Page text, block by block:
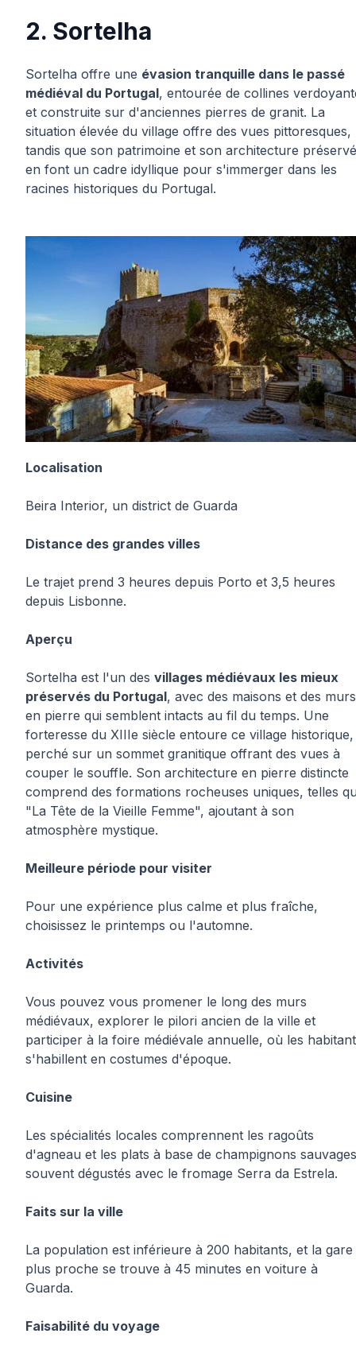
2. Sortelha
Sortelha offre une évasion tranquille dans le passé
médiéval du Portugal, entourée de collines
et construite sur d'anciennes pierres de granit. La
situation élevée du village offre des vues pittoresques,
tandis que son patrimoine et son architecture
en font un cadre idyllique pour s'immerger dans les
racines historiques du Portugal.
Localisation
Beira Interior, un district de Guarda
Distance des grandes villes
Le trajet prend 3 heures depuis Porto et 3,5 heures
depuis Lisbonne.
Aperçu
Sortelha est l'un des villages médiévaux les mieux
préservés du Portugal, avec des maisons et des murs
en pierre qui semblent intacts au fil du temps. Une
forteresse du XIIIe siècle entoure ce village historique,
perché sur un sommet granitique offrant des vues à
couper le souffle. Son architecture en pierre distincte
comprend des formations rocheuses uniques, telles
"La Tête de la Vieille Femme", ajoutant à son
atmosphère mystique.
Meilleure période pour visiter
Pour une expérience plus calme et plus fraîche,
choisissez le printemps ou l'automne.
Activités
Vous pouvez vous promener le long des murs
médiévaux, explorer le pilori ancien de la ville et
participer à la foire médiévale annuelle, où les
s'habillent en costumes d'époque.
Cuisine
Les spécialités locales comprennent les ragoûts
d'agneau et les plats à base de champignons
souvent dégustés avec le fromage Serra da Estrela.
Faits sur la ville
La population est inférieure à 200 habitants, et la gare
plus proche se trouve à 45 minutes en voiture à
Guarda.
Faisabilité du voyage